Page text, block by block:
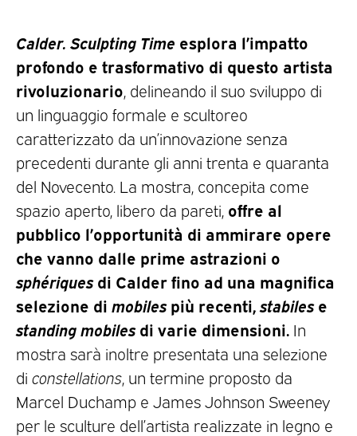
Calder. Sculpting Time esplora l’impatto
profondo e trasformativo di questo artista
rivoluzionario , delineando il suo sviluppo di
un linguaggio formale e scultoreo
caratterizzato da un’innovazione senza
precedenti durante gli anni trenta e quaranta
del Novecento. La mostra, concepita come
spazio aperto, libero da pareti, offre al
pubblico l’opportunità di ammirare opere
che vanno dalle prime astrazioni o
sphériquesdi Calder fino ad una magnifica
selezione di mobilespiù recenti,stabilese
standing mobilesdi varie dimensioni. In
mostra sarà inoltre presentata una selezione
di constellations , un termine proposto da
Marcel Duchamp e James Johnson Sweeney
per le sculture dell’artista realizzate in legno e